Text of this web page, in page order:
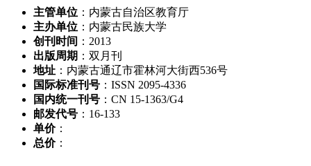
主管单位 ：内蒙古自治区教育厅
主办单位 ：内蒙古民族大学
创刊时间 ：2013
出版周期 ：双月刊
地址 ：内蒙古通辽市霍林河大街西536号
国际标准刊号 ：ISSN 2095-4336
国内统一刊号 ：CN 15-1363/G4
邮发代号 ：16-133
单价：
总价：